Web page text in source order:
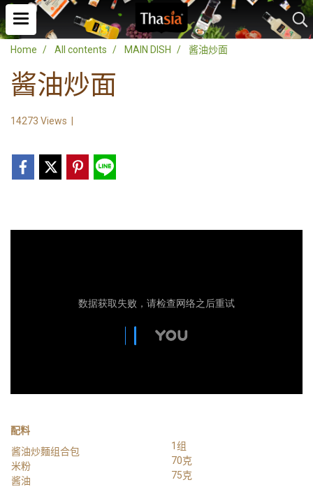
Home All contents MAIN DISH 酱油炒面
酱油炒面
14273 Views
配料
酱油炒麵组合包
米粉
酱油
1组
70克
75克